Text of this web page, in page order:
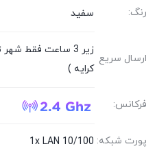
رنگ: سفید
ارسال سریع
زیر 3 ساعت فقط
کرایه )
فرکانس:
پورت شبکه: 1x LAN 10/100